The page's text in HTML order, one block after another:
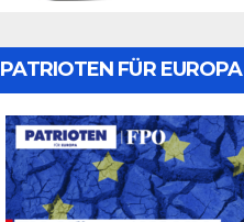
PATRIOTEN FÜR EUROPA